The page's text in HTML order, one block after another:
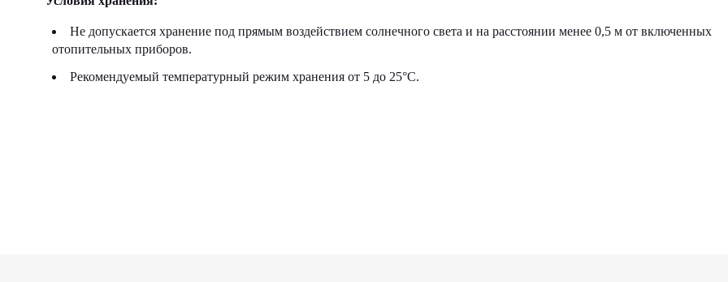
Не допускается хранение под прямым воздействием солнечного света и на расстоянии менее 0,5 м от включенных
отопительных приборов.
Рекомендуемый температурный режим хранения от 5 до 25°С.